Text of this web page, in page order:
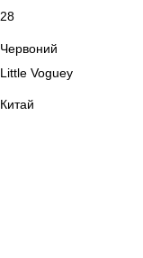
28
Червоний
Little Voguey
Китай